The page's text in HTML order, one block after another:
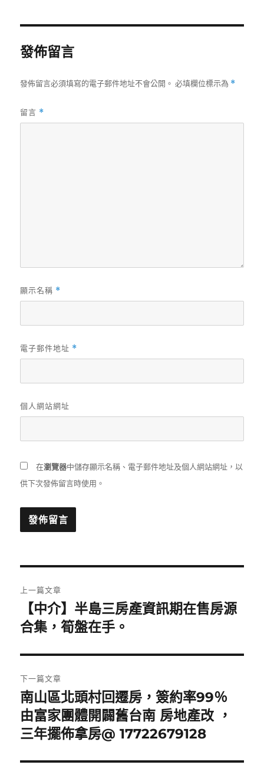
發佈留言
發佈留言必須填寫的電子郵件地址不會公開。 必填欄位標示為 *
留言 *
顯示名稱 *
電子郵件地址 *
個人網站網址
在瀏覽器中儲存顯示名稱、電子郵件地址及個人網站網址，以
供下次發佈留言時使用。
章
導
覽
上一篇文章
一
文
章:
【中介】半島三房產資訊期在售房源
合集，筍盤在手。
下一篇文章
下
一
篇
章:
南山區北頭村回遷房，簽約率99％
由富家團體開闢舊台南 房地產改 ，
三年擺佈拿房@ 17722679128